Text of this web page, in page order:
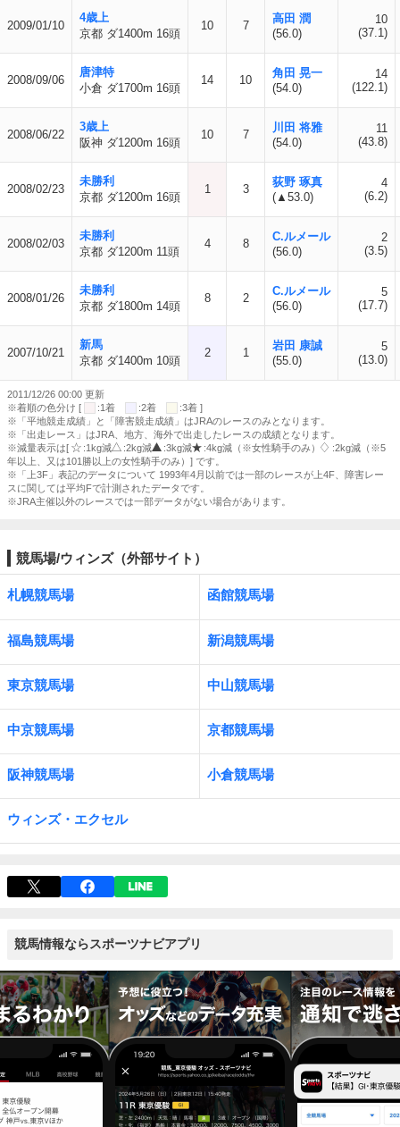
2009/01/10
4歳上
京都 ダ1400m 16頭
10 7
高田 潤
(56.0)
10
(37.1)
2008/09/06
唐津特
小倉 ダ1700m 16頭
14 10
角田 晃一
(54.0)
14
(122.1)
2008/06/22
3歳上
阪神 ダ1200m 16頭
10 7
川田 将雅
(54.0)
11
(43.8)
2008/02/23
未勝利
京都 ダ1200m 16頭
1 3
荻野 琢真
(▲53.0)
4
(6.2)
2008/02/03
未勝利
京都 ダ1200m 11頭
4 8
C.ルメール
(56.0)
2
(3.5)
2008/01/26
未勝利
京都 ダ1800m 14頭
8 2
C.ルメール
(56.0)
5
(17.7)
2007/10/21
新馬
京都 ダ1400m 10頭
2 1
岩田 康誠
(55.0)
5
(13.0)
2011/12/26 00:00 更新
※着順の色分け [
:1着 :2着
:3着 ]
※「平地競走成績」と「障害競走成績」はJRAのレースのみとなります。
※「出走レース」はJRA、地方、海外で出走したレースの成績となります。
※減量表示は[
:1kg減 :2kg減 :3kg減 :4kg減（※女性騎手のみ）
:2kg減（※5
年以上、又は101勝以上の女性騎手のみ）] です。
※「上3F」表記のデータについて 1993年4月以前では一部のレースが上4F、障害レー
スに関しては平均Fで計測されたデータです。
※JRA主催以外のレースでは一部データがない場合があります。
競馬場/ウィンズ（外部サイト）
札幌競馬場 函館競馬場
福島競馬場 新潟競馬場
東京競馬場 中山競馬場
中京競馬場 京都競馬場
阪神競馬場 小倉競馬場
ウィンズ・エクセル
競馬情報ならスポーツナビアプリ